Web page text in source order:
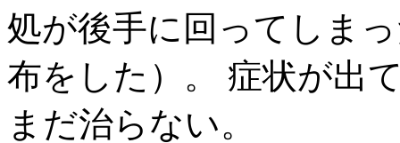
処が後手に回ってしま
布をした）。 症状が出
まだ治らない。